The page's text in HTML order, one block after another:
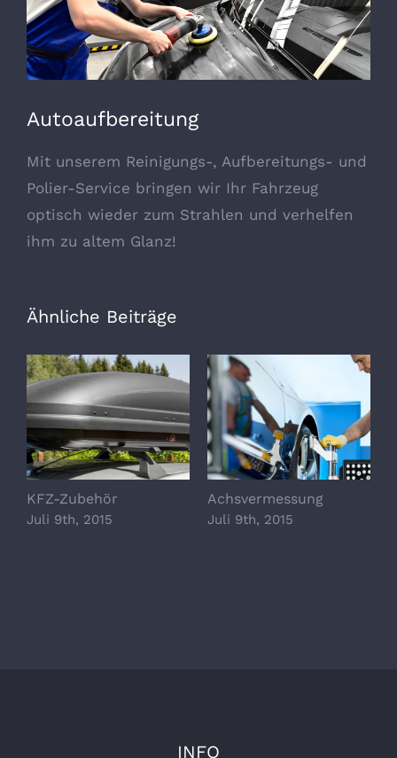
Autoaufbereitung
Mit unserem Reinigungs-, Aufbereitungs- und
Polier-Service bringen wir Ihr Fahrzeug
optisch wieder zum Strahlen und verhelfen
ihm zu altem Glanz!
Ähnliche Beiträge
KFZ-Zubehör
Juli 9th, 2015
Achsvermessung
Juli 9th, 2015
INFO